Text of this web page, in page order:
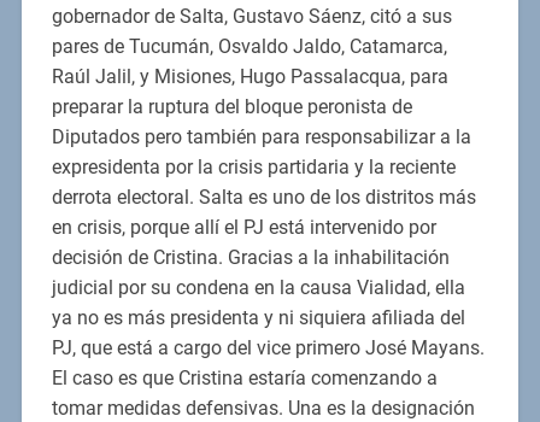
gobernador de Salta, Gustavo Sáenz, citó a sus
pares de Tucumán, Osvaldo Jaldo, Catamarca,
Raúl Jalil, y Misiones, Hugo Passalacqua, para
preparar la ruptura del bloque peronista de
Diputados pero también para responsabilizar a la
expresidenta por la crisis partidaria y la reciente
derrota electoral. Salta es uno de los distritos más
en crisis, porque allí el PJ está intervenido por
decisión de Cristina. Gracias a la inhabilitación
judicial por su condena en la causa Vialidad, ella
ya no es más presidenta y ni siquiera afiliada del
PJ, que está a cargo del vice primero José Mayans.
El caso es que Cristina estaría comenzando a
tomar medidas defensivas. Una es la designación